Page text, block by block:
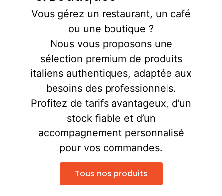
Vous gérez un restaurant, un café
ou une boutique ?
Nous vous proposons une
sélection premium de produits
italiens authentiques, adaptée aux
besoins des professionnels.
Profitez de tarifs avantageux, d’un
stock fiable et d’un
accompagnement personnalisé
pour vos commandes.
Tous nos produits